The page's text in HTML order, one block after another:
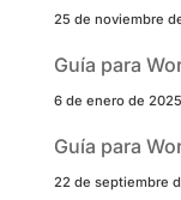
25 de noviembre
Guía para
6 de enero de 2025
Guía para
22 de septiembre